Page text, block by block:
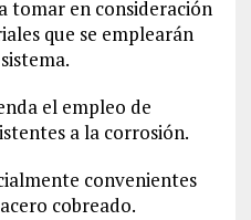
tomar en consideración
que se emplearán
el empleo de
a la corrosión.
convenientes
cobreado.